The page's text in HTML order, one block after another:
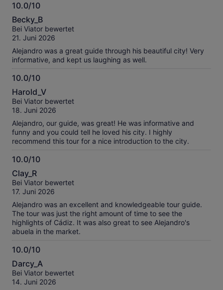
10.0/10
10.0
von
10
Becky_B
Bei Viator bewertet
21. Juni 2026
Alejandro was a great guide through his beautiful city! Very
informative, and kept us laughing as well.
10.0/10
10.0
von
10
Harold_V
Bei Viator bewertet
18. Juni 2026
Alejandro, our guide, was great! He was informative and
funny and you could tell he loved his city. I highly
recommend this tour for a nice introduction to the city.
10.0/10
10.0
von
10
Clay_R
Bei Viator bewertet
17. Juni 2026
Alejandro was an excellent and knowledgeable tour guide.
The tour was just the right amount of time to see the
highlights of Cádiz. It was also great to see Alejandro's
abuela in the market.
10.0/10
10.0
von
10
Darcy_A
Bei Viator bewertet
14. Juni 2026